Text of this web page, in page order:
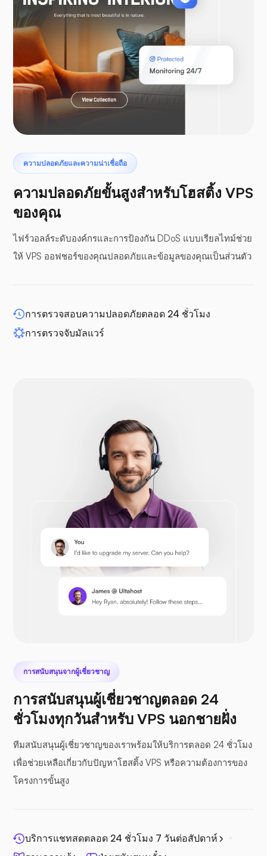
ลาราเวล
เทอโรแด็กทิล
แผงกันชน
WP-ขยาย
โอเพ่นคาร์ท
เพรสต้าช็อป
ความปลอดภัยและความน่าเชื่อถือ
ความปลอดภัยขั้นสูงสำหรับโฮสติ้ง VPS
ของคุณ
ไฟร์วอลล์ระดับองค์กรและการป้องกัน DDoS แบบเรียลไทม์ช่วย
ให้ VPS ออฟชอร์ของคุณปลอดภัยและข้อมูลของคุณเป็นส่วนตัว
การตรวจสอบความปลอดภัยตลอด 24 ชั่วโมง
การตรวจจับมัลแวร์
การสนับสนุนจากผู้เชี่ยวชาญ
การสนับสนุนผู้เชี่ยวชาญตลอด 24
ชั่วโมงทุกวันสำหรับ VPS นอกชายฝั่ง
ทีมสนับสนุนผู้เชี่ยวชาญของเราพร้อมให้บริการตลอด 24 ชั่วโมง
เพื่อช่วยเหลือเกี่ยวกับปัญหาโฮสติ้ง VPS หรือความต้องการของ
โครงการขั้นสูง
บริการแชทสดตลอด 24 ชั่วโมง 7 วันต่อสัปดาห์